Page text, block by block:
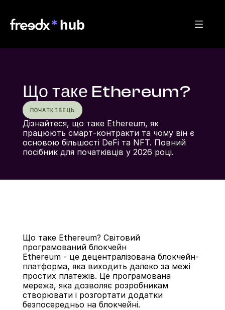
Що таке Ethereum?
ПОЧАТКІВЕЦЬ
Дізнайтеся, що таке Ethereum, як
працюють смарт-контракти та чому він є
основою більшості DeFi та NFT. Повний
посібник для початківців у 2026 році.
Назад
Що таке Ethereum? Світовий
програмований блокчейн
Ethereum - це децентралізована блокчейн-
платформа, яка виходить далеко за межі
простих платежів. Це програмована
мережа, яка дозволяє розробникам
створювати і розгортати додатки
безпосередньо на блокчейні.